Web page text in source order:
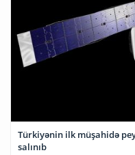
Türkiyənin ilk müşahidə
salınıb